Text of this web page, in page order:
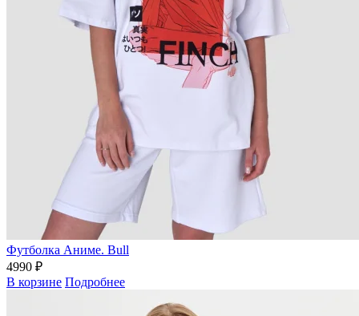
Футболка Аниме. Bull
4990 ₽
В корзине Подробнее